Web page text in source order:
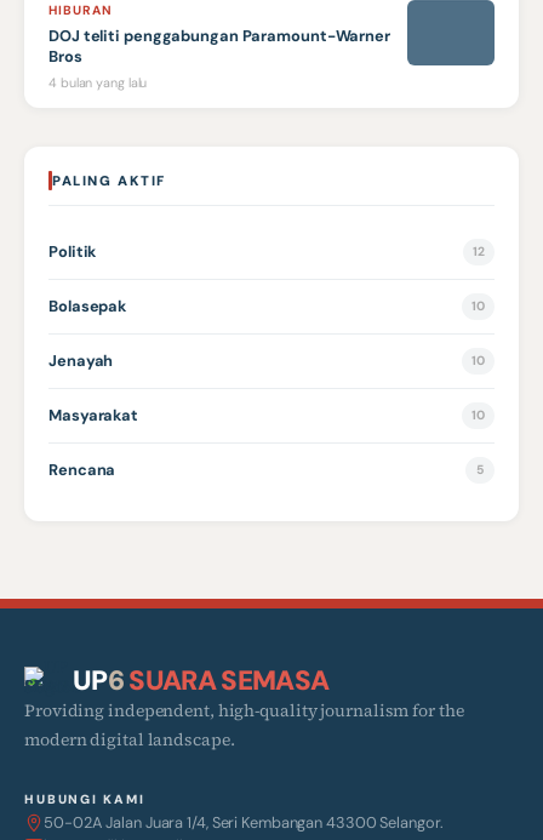
HIBURAN
DOJ teliti penggabungan Paramount-Warner
Bros
4 bulan yang lalu
PALING AKTIF
Politik 12
Bolasepak 10
Jenayah 10
Masyarakat 10
Rencana 5
UP6SUARA SEMASA
Providing independent, high-quality journalism for the
modern digital landscape.
HUBUNGI KAMI
50-02A Jalan Juara 1/4, Seri Kembangan 43300 Selangor.